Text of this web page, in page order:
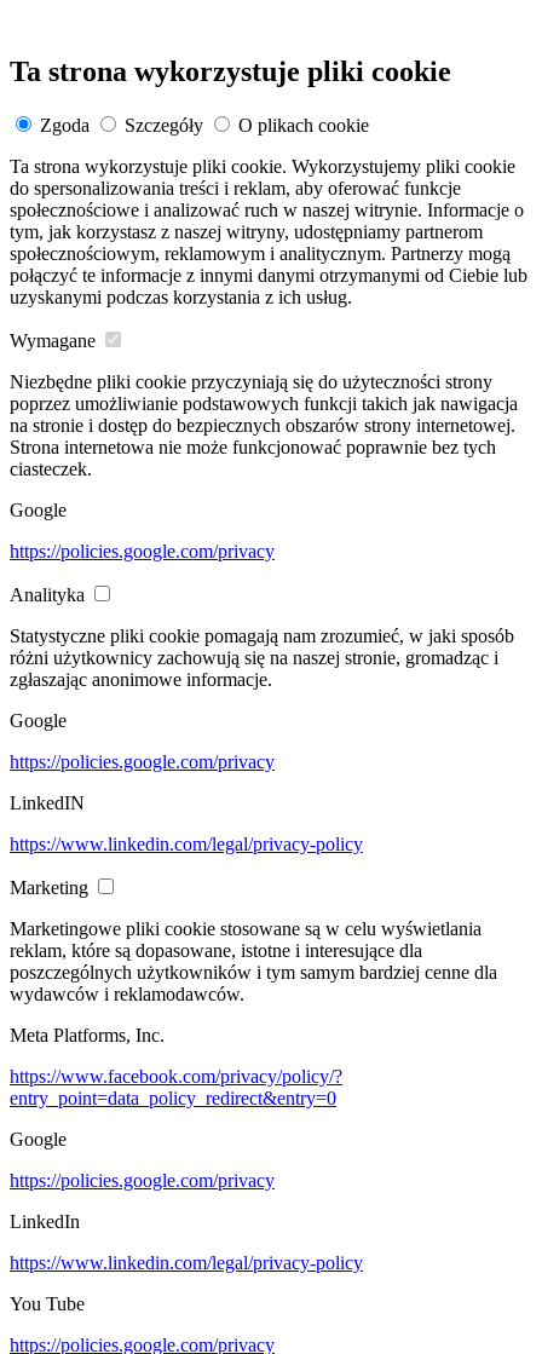
Ta strona wykorzystuje pliki cookie
Zgoda Szczegóły
O plikach cookie
Ta strona wykorzystuje pliki cookie. Wykorzystujemy pliki cookie
do spersonalizowania treści i reklam, aby oferować funkcje
społecznościowe i analizować ruch w naszej witrynie. Informacje o
tym, jak korzystasz z naszej witryny, udostępniamy partnerom
społecznościowym, reklamowym i analitycznym. Partnerzy mogą
połączyć te informacje z innymi danymi otrzymanymi od Ciebie lub
uzyskanymi podczas korzystania z ich usług.
Wymagane
Niezbędne pliki cookie przyczyniają się do użyteczności strony
poprzez umożliwianie podstawowych funkcji takich jak nawigacja
na stronie i dostęp do bezpiecznych obszarów strony internetowej.
Strona internetowa nie może funkcjonować poprawnie bez tych
ciasteczek.
Google
https://policies.google.com/privacy
Analityka
Statystyczne pliki cookie pomagają nam zrozumieć, w jaki sposób
różni użytkownicy zachowują się na naszej stronie, gromadząc i
zgłaszając anonimowe informacje.
Google
https://policies.google.com/privacy
LinkedIN
https://www.linkedin.com/legal/privacy-policy
Marketing
Marketingowe pliki cookie stosowane są w celu wyświetlania
reklam, które są dopasowane, istotne i interesujące dla
poszczególnych użytkowników i tym samym bardziej cenne dla
wydawców i reklamodawców.
Meta Platforms, Inc.
https://www.facebook.com/privacy/policy/?
entry_point=data_policy_redirect&entry=0
Google
https://policies.google.com/privacy
LinkedIn
https://www.linkedin.com/legal/privacy-policy
You Tube
https://policies.google.com/privacy